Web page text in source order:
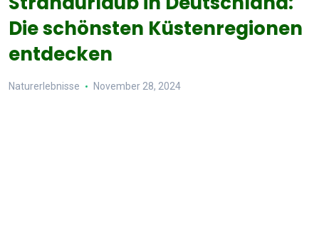
Die schönsten Küstenregionen
entdecken
Naturerlebnisse November 28, 2024